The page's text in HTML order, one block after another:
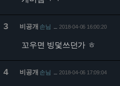
3 비공개 손님 2018-04-06 16:00:20
꼬우면 빙덫쓰던가 ㅎ
4 비공개 손님 2018-04-06 17:09:04